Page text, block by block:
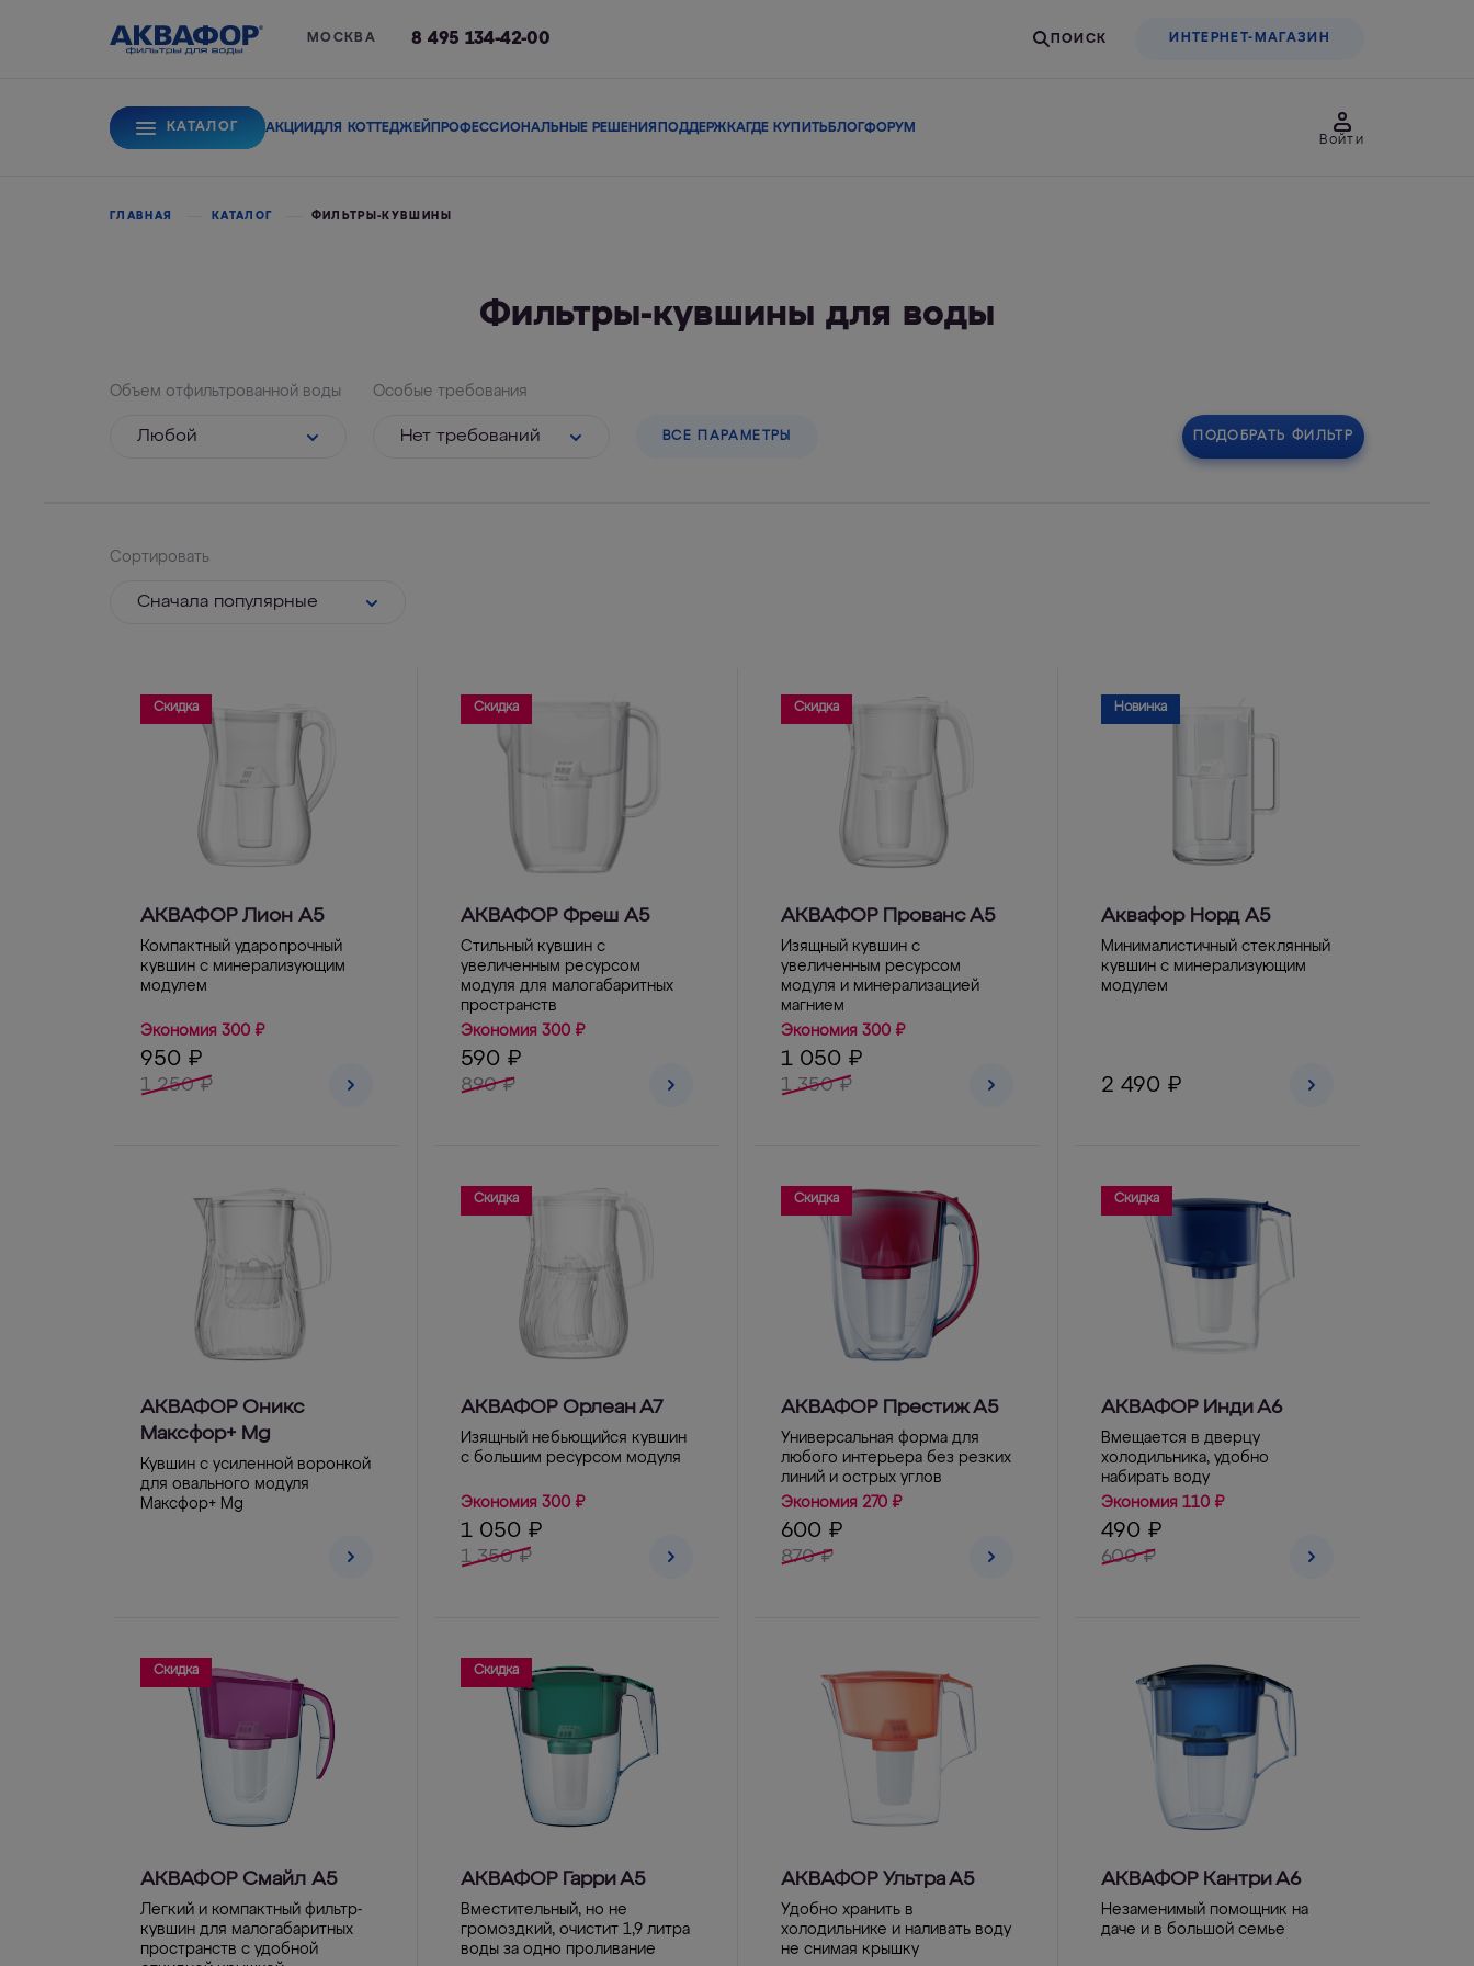
МОСКВА 8 495 134-42-00 ИНТЕРНЕТ-МАГАЗИН
КАТАЛОГ АКЦИИДЛЯ КОТТЕДЖЕЙ ПРОФЕССИОНАЛЬНЫЕ РЕШЕНИЯ ПОДДЕРЖКАГДЕ КУПИТЬ БЛОГФОРУМ
Войти
Для питьевой воды
ГЛАВНАЯ КАТАЛОГ ФИЛЬТРЫ-КУВШИНЫ
Фильтры-кувшины для воды
Объем отфильтрованной воды
Любой
Особые требования
Нет требований ВСЕ ПАРАМЕТРЫ ПОДОБРАТЬ ФИЛЬТР
Сортировать
Cначала популярные
Скидка
АКВАФОР Лион А5
Компактный ударопрочный
кувшин с минерализующим
модулем
Экономия 300 ₽
950 ₽
1 250 ₽
Скидка
АКВАФОР Фреш А5
Стильный кувшин с
увеличенным ресурсом
модуля для малогабаритных
пространств
Экономия 300 ₽
590 ₽
890 ₽
Скидка
АКВАФОР Прованс А5
Изящный кувшин с
увеличенным ресурсом
модуля и минерализацией
магнием
Экономия 300 ₽
1 050 ₽
1 350 ₽
Новинка
Аквафор Норд А5
Минималистичный стеклянный
кувшин с минерализующим
модулем
2 490 ₽
АКВАФОР Оникс
Максфор+ Mg
Кувшин с усиленной воронкой
для овального модуля
Максфор+ Mg
Скидка
АКВАФОР Орлеан А7
Изящный небьющийся кувшин
с большим ресурсом модуля
Экономия 300 ₽
1 050 ₽
1 350 ₽
Скидка
АКВАФОР Престиж А5
Универсальная форма для
любого интерьера без резких
линий и острых углов
Экономия 270 ₽
600 ₽
870 ₽
Скидка
АКВАФОР Инди А6
Вмещается в дверцу
холодильника, удобно
набирать воду
Экономия 110 ₽
490 ₽
600 ₽
Скидка
АКВАФОР Смайл А5
Легкий и компактный фильтр-
кувшин для малогабаритных
пространств с удобной
Скидка
АКВАФОР Гарри А5
Вместительный, но не
громоздкий, очистит 1,9 литра
воды за одно проливание
АКВАФОР Ультра А5
Удобно хранить в
холодильнике и наливать воду
не снимая крышку
АКВАФОР Кантри А6
Незаменимый помощник на
даче и в большой семье